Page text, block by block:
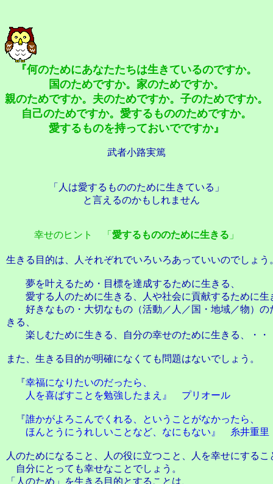
『何のためにあなたたちは生きているのですか。
国のためですか。家のためですか。
親のためですか。夫のためですか。子のためですか。
自己のためですか。愛するもののためですか。
愛するものを持っておいでですか』
武者小路実篤
「人は愛するもののために生きている」
と言えるのかもしれません
幸せのヒント 「 愛するもののために生きる 」
生きる目的は、人それぞれでいろいろあっていいのでしょう
夢を叶えるため・目標を達成するために生きる、
愛する人のために生きる、人や社会に貢献するために生
好きなもの・大切なもの（活動／人／国・地域／物）の
きる、
楽しむために生きる、自分の幸せのために生きる、・・
また、生きる目的が明確になくても問題はないでしょう。
『幸福になりたいのだったら、
人を喜ばすことを勉強したまえ』 プリオール
『誰かがよろこんでくれる、ということがなかったら、
ほんとうにうれしいことなど、なにもない』 糸井重里
人のためになること、人の役に立つこと、人を幸せにするこ
自分にとっても幸せなことでしょう。
「人のため」を生きる目的とすることは、